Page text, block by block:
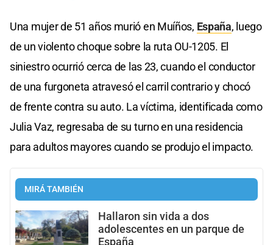
Una mujer de 51 años murió en Muíños, España, luego
de un violento choque sobre la ruta OU-1205. El
siniestro ocurrió cerca de las 23, cuando el conductor
de una furgoneta atravesó el carril contrario y chocó
de frente contra su auto. La víctima, identificada como
Julia Vaz, regresaba de su turno en una residencia
para adultos mayores cuando se produjo el impacto.
MIRÁ TAMBIÉN
Hallaron sin vida a dos
adolescentes en un parque de
España